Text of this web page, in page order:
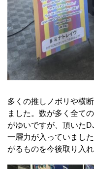
多くの推しノボリや横
ました。数が多く全て
がゆいですが、頂いた
一層力が入っていまし
がるものを今後取り入